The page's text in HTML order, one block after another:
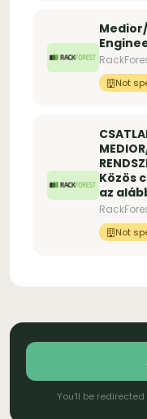
Not
Közös
az
Not
You'll be